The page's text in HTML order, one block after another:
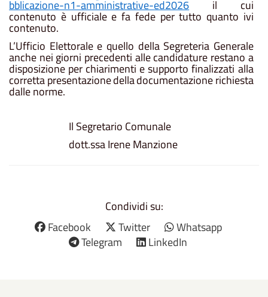
bblicazione-n1-amministrative-ed2026 il cui
contenuto è ufficiale e fa fede per tutto quanto ivi
contenuto.
L’Ufficio Elettorale e quello della Segreteria Generale
anche nei giorni precedenti allecandidature restano a
disposizione perchiarimenti e supporto finalizzati alla
correttapresentazionedelladocumentazionerichiesta
dalle norme.
Il Segretario Comunale
dott.ssa Irene Manzione
Condividi su:
Facebook
Twitter
Whatsapp
Telegram
LinkedIn